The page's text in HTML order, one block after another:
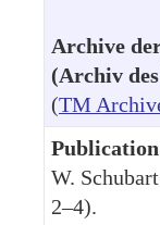
Archive
(Archiv
(TM
W.
2–4).